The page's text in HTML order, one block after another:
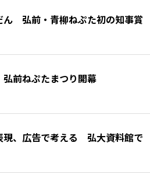
ん 弘前・青柳ねぷた初の知事賞
弘前ねぷたまつり開幕
現、広告で考える 弘大資料館で